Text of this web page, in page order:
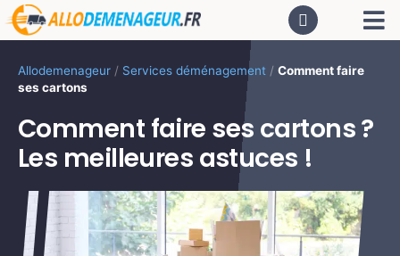
Passer
au
Allodemenageur / Services déménagement / Comment faire
ses cartons
Comment faire ses cartons ?
Les meilleures astuces !